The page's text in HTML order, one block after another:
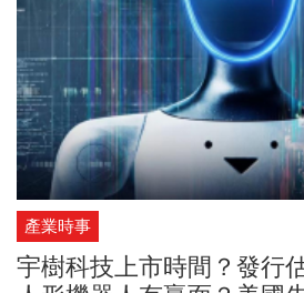
產業時事
宇樹科技上市時間？發行